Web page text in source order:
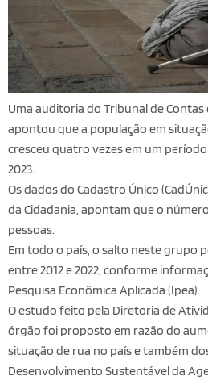
Uma auditoria do Tribunal de Contas
apontou que a população em
cresceu quatro vezes em um
2023.
Os dados do Cadastro Único
da Cidadania, apontam que o
pessoas.
Em todo o país, o salto neste grupo
entre 2012 e 2022, conforme
Pesquisa Econômica Aplicada (Ipea).
O estudo feito pela Diretoria de
órgão foi proposto em razão do
situação de rua no país e também
Desenvolvimento Sustentável da